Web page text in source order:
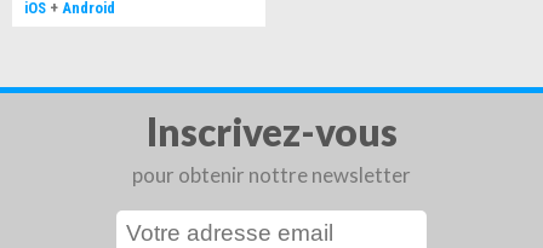
iOS + Android
Inscrivez-vous
pour obtenir nottre newsletter